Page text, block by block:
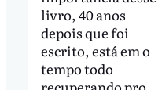
livro, 40 anos
depois que foi
escrito, está em o
tempo todo
recuperando pro